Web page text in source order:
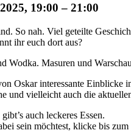
19:00 – 21:00
So nah. Viel geteilte
ihr euch dort aus?
Wodka. Masuren und
Oskar interessante Einblicke
und vielleicht auch die
auch leckeres Essen.
sein möchtest, klicke bis